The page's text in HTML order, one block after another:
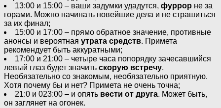
13:00 и 15:00 – ваши задумки удадутся, фуррор не за
горами. Можно начинать новейшие дела и не страшиться
за их финал;
15:00 и 17:00 – прямо обратное значение, противные
анонсы и вероятная утрата средств. Примета
рекомендует быть аккуратными;
17:00 и 21:00 – четыре часа попорядку зачесавшийся
левый глаз будет значить скорую встречу.
Необязательно со знакомым, необязательно приятную.
Хотя почему бы и нет? Примета не очень точна;
21:0 и 023:00 – и опять вести от друга. Может быть,
он заглянет на огонек.